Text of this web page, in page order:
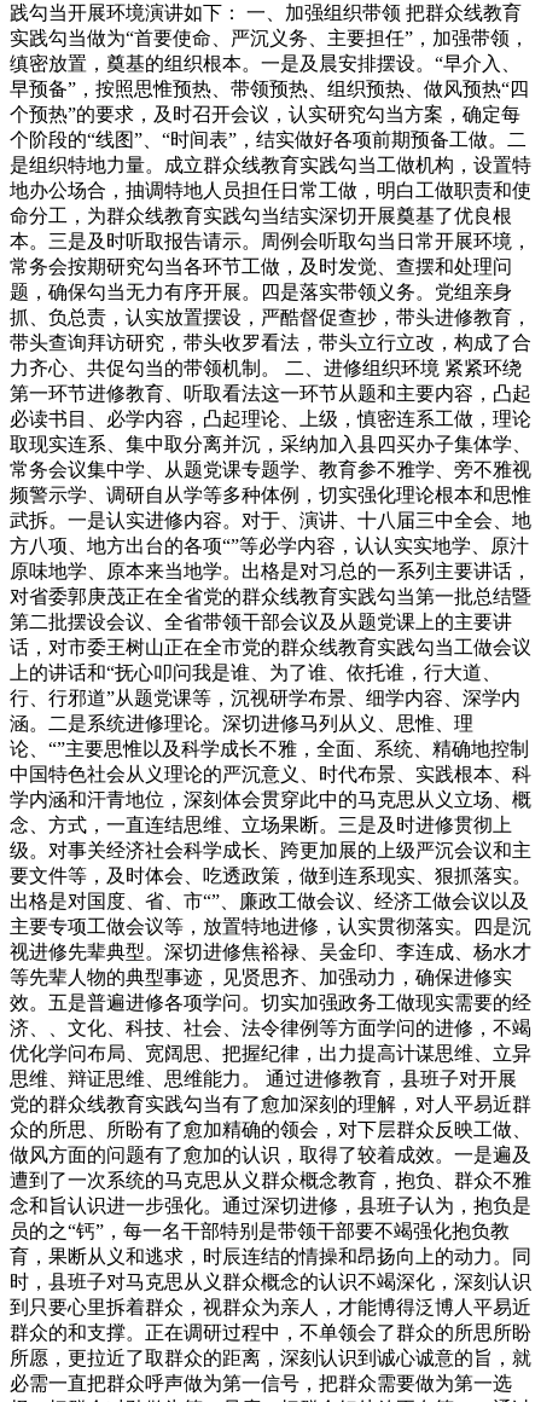
践勾当开展环境演讲如下： 一、加强组织带领 把群众线教育
实践勾当做为“首要使命、严沉义务、主要担任”，加强带领，
缜密放置，奠基的组织根本。一是及晨安排摆设。“早介入、
早预备”，按照思惟预热、带领预热、组织预热、做风预热“四
个预热”的要求，及时召开会议，认实研究勾当方案，确定每
个阶段的“线图”、“时间表”，结实做好各项前期预备工做。二
是组织特地力量。成立群众线教育实践勾当工做机构，设置特
地办公场合，抽调特地人员担任日常工做，明白工做职责和使
命分工，为群众线教育实践勾当结实深切开展奠基了优良根
本。三是及时听取报告请示。周例会听取勾当日常开展环境，
常务会按期研究勾当各环节工做，及时发觉、查摆和处理问
题，确保勾当无力有序开展。四是落实带领义务。党组亲身
抓、负总责，认实放置摆设，严酷督促查抄，带头进修教育，
带头查询拜访研究，带头收罗看法，带头立行立改，构成了合
力齐心、共促勾当的带领机制。 二、进修组织环境 紧紧环绕
第一环节进修教育、听取看法这一环节从题和主要内容，凸起
必读书目、必学内容，凸起理论、上级，慎密连系工做，理论
取现实连系、集中取分离并沉，采纳加入县四买办子集体学、
常务会议集中学、从题党课专题学、教育参不雅学、旁不雅视
频警示学、调研自从学等多种体例，切实强化理论根本和思惟
武拆。一是认实进修内容。对于、演讲、十八届三中全会、地
方八项、地方出台的各项“”等必学内容，认认实实地学、原汁
原味地学、原本来当地学。出格是对习总的一系列主要讲话，
对省委郭庚茂正在全省党的群众线教育实践勾当第一批总结暨
第二批摆设会议、全省带领干部会议及从题党课上的主要讲
话，对市委王树山正在全市党的群众线教育实践勾当工做会议
上的讲话和“抚心叩问我是谁、为了谁、依托谁，行大道、
行、行邪道”从题党课等，沉视研学布景、细学内容、深学内
涵。二是系统进修理论。深切进修马列从义、思惟、理
论、“”主要思惟以及科学成长不雅，全面、系统、精确地控制
中国特色社会从义理论的严沉意义、时代布景、实践根本、科
学内涵和汗青地位，深刻体会贯穿此中的马克思从义立场、概
念、方式，一直连结思维、立场果断。三是及时进修贯彻上
级。对事关经济社会科学成长、跨更加展的上级严沉会议和主
要文件等，及时体会、吃透政策，做到连系现实、狠抓落实。
出格是对国度、省、市“”、廉政工做会议、经济工做会议以及
主要专项工做会议等，放置特地进修，认实贯彻落实。四是沉
视进修先辈典型。深切进修焦裕禄、吴金印、李连成、杨水才
等先辈人物的典型事迹，见贤思齐、加强动力，确保进修实
效。五是普遍进修各项学问。切实加强政务工做现实需要的经
济、、文化、科技、社会、法令律例等方面学问的进修，不竭
优化学问布局、宽阔思、把握纪律，出力提高计谋思维、立异
思维、辩证思维、思维能力。 通过进修教育，县班子对开展
党的群众线教育实践勾当有了愈加深刻的理解，对人平易近群
众的所思、所盼有了愈加精确的领会，对下层群众反映工做、
做风方面的问题有了愈加的认识，取得了较着成效。一是遍及
遭到了一次系统的马克思从义群众概念教育，抱负、群众不雅
念和旨认识进一步强化。通过深切进修，县班子认为，抱负是
员的之“钙”，每一名干部特别是带领干部要不竭强化抱负教
育，果断从义和逃求，时辰连结的情操和昂扬向上的动力。同
时，县班子对马克思从义群众概念的认识不竭深化，深刻认识
到只要心里拆着群众，视群众为亲人，才能博得泛博人平易近
群众的和支撑。正在调研过程中，不单领会了群众的所思所盼
所愿，更拉近了取群众的距离，深刻认识到诚心诚意的旨，就
必需一直把群众呼声做为第一信号，把群众需要做为第一选